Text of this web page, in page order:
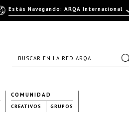
COMUNIDAD
CREATIVOS GRUPOS
Estás Navegando: ARQA Internacional